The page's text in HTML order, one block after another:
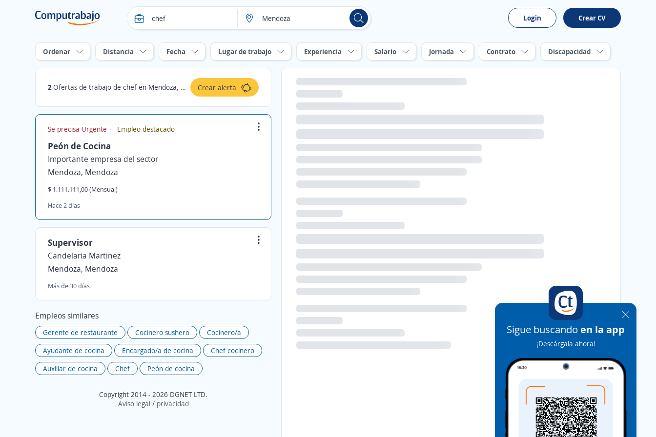
Login Crear CV
Ordenar Distancia Fecha Lugar de trabajo Experiencia Salario Jornada Contrato Discapacidad
2Ofertas de trabajo de chef en Mendoza, Mendoza Crear alerta
Se precisa Urgente Empleo destacado
Peón de Cocina
Importante empresa del sector
Mendoza, Mendoza
$ 1.111.111,00 (Mensual)
Hace 2 días
Supervisor
Candelaria Martinez
Mendoza, Mendoza
Más de 30 días
Empleos similares
Gerente de restaurante Cocinero sushero
Cocinero/a
Ayudante de cocina
Encargado/a de cocina
Chef cocinero
Auxiliar de cocina
Chef Peón de cocina
Copyright 2014 - 2026 DGNET LTD.
Aviso legal/ privacidad
Sigue buscando en la app
¡Descárgala ahora!